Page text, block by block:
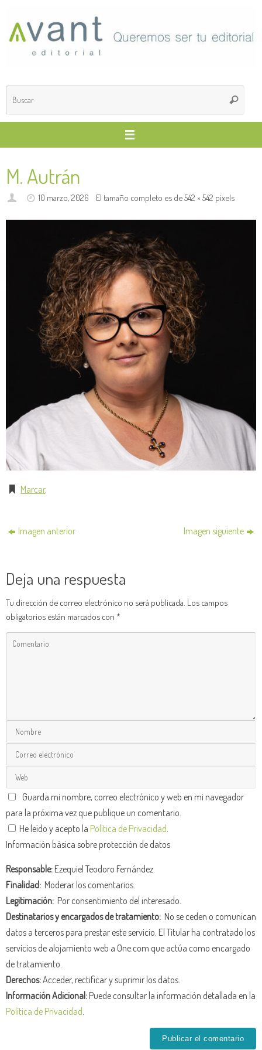
contenido
Buscar
M. Autrán
10 marzo, 2026 El tamaño completo es de542 × 542 pixels
Marcar.
Imagen anterior Imagen siguiente
Deja una respuesta
Tu dirección de correo electrónico no será publicada. Los campos
obligatorios están marcados con *
Guarda mi nombre, correo electrónico y web en mi navegador
para la próxima vez que publique un comentario.
He leído y acepto la Política de Privacidad
Información básica sobre protección de datos
Responsable:Ezequiel Teodoro Fernández.
Finalidad: Moderar los comentarios.
Legitimación: Por consentimiento del interesado.
Destinatarios y encargados de tratamiento: No se ceden o comunican
datos a terceros para prestar este servicio. El Titular ha contratado los
servicios de alojamiento web a One.com que actúa como encargado
de tratamiento.
Derechos:Acceder, rectificar y suprimir los datos.
Información Adicional:Puede consultar la información detallada en la
Política de Privacidad